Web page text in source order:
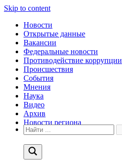
Skip to content
Новости
Открытые данные
Вакансии
Федеральные новости
Противодействие коррупции
Происшествия
События
Мнения
Наука
Видео
Архив
Новости региона